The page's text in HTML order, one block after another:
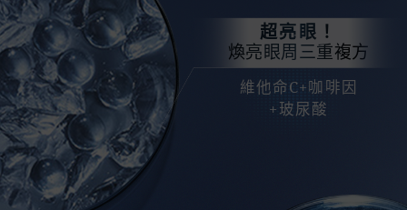
超亮眼！
煥亮眼周三重複方
維他命C+咖啡因
+玻尿酸